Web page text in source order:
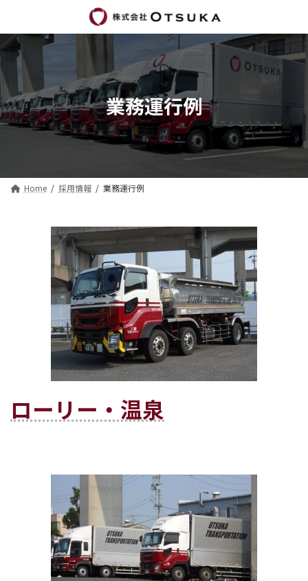
テ
ン
へ
ス
キ
ッ
プ
ゲ
ー
ョ
ン
に
移
動
業務運行例
Home 採用情報 業務運行例
ローリー・温泉